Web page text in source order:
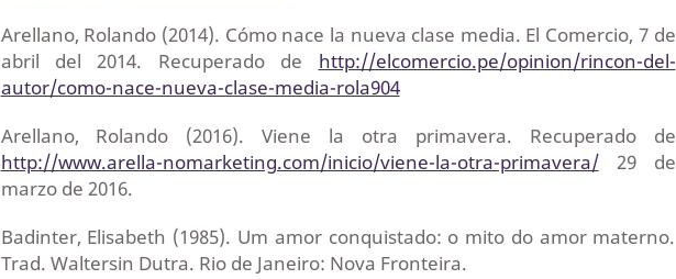
Arellano, Rolando (2014). Cómo nace la nueva clase media. El Comercio, 7 de
abril del 2014. Recuperado de http://elcomercio.pe/opinion/rincon-del-
autor/como-nace-nueva-clase-media-rola904
Arellano, Rolando (2016). Viene la otra primavera. Recuperado de
http://www.arella-nomarketing.com/inicio/viene-la-otra-primavera/29 de
marzo de 2016.
Badinter, Elisabeth (1985). Um amor conquistado: o mito do amor materno.
Trad. Waltersin Dutra. Rio de Janeiro: Nova Fronteira.